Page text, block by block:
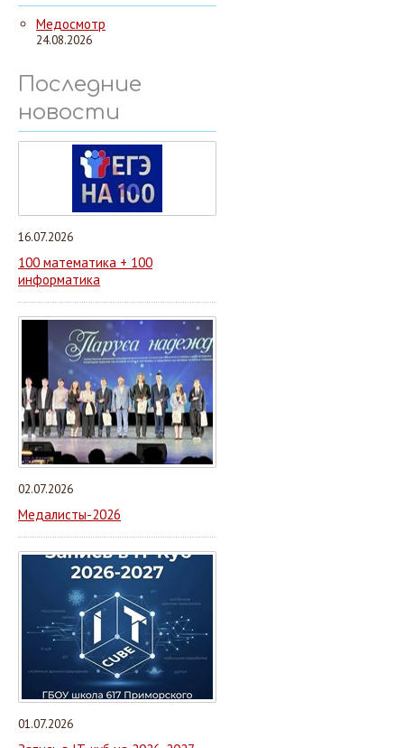
Медосмотр
24.08.2026
Последние
новости
16.07.2026
100 математика + 100
информатика
02.07.2026
Медалисты-2026
01.07.2026